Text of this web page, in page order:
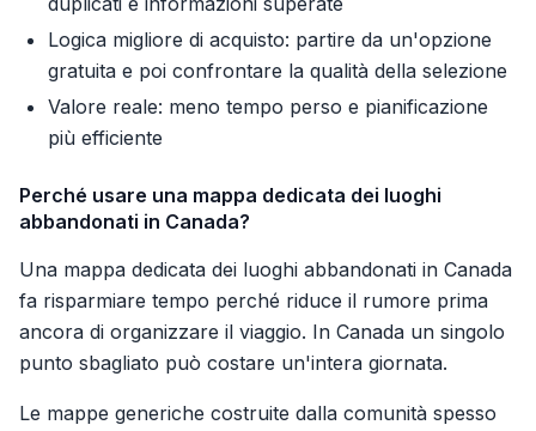
Logica migliore di acquisto: partire da un'opzione
gratuita e poi confrontare la qualità della selezione
Valore reale: meno tempo perso e pianificazione
più efficiente
Perché usare una mappa dedicata dei luoghi
abbandonati in Canada?
Una mappa dedicata dei luoghi abbandonati in Canada
fa risparmiare tempo perché riduce il rumore prima
ancora di organizzare il viaggio. In Canada un singolo
punto sbagliato può costare un'intera giornata.
Le mappe generiche costruite dalla comunità spesso